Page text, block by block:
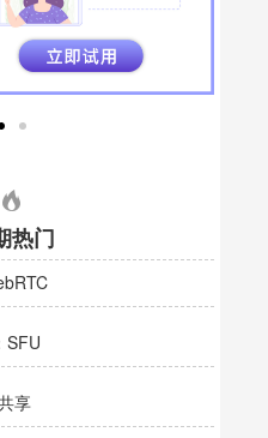
热门
SFU
享